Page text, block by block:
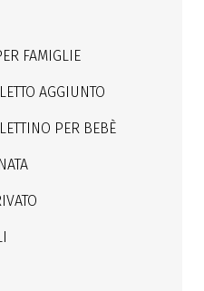
FAMIGLIE
AGGIUNTO
PER BEBÈ